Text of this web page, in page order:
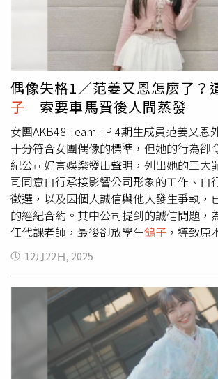
習性進行動物通道設計，並搭配於路肩和
導引網，防止動物穿越國道並導引其經由
公局表示，第一座國道動物通道於2010年
下來至2020年陸續設置了總長度超過40公
物防護網，由既有結構物改善而成的動物
座和穿越式14座。各處改善措施成效評估
種的路殺率大幅下降，且使用動物通道穿
增加。比較各國道調查結果，國道3號和
係分別位居路殺數量前1、2名。（圖／高
示，警方接獲報案後已著手調查，並於23
案男子到派出所製作筆錄，不料警方與店
仍未現身，再度「放鴿子
」，讓整起事件
額僅225元看似不大，但對小本經營的傳
僅是金錢損失，更是對信任的嚴重打擊，
次事件讓他深刻體會「好心未必有好報」
經營方式，現在只要餐點一上桌，就會立
防類似情況再次發生。警方也提醒，惡意
涉及詐術恐已觸犯刑法，呼籲民眾切勿心
議商家提高警覺，必要時採取先收費機制
偶像失格1／范姜又恩怎麼了？
子 索要車馬費後人間蒸發
女團AKB48 Team TP 4期生成員范姜又恩
十分符合女團偶像的標準，但她的行為卻
紀公司好言娛樂發出聲明，列出她的三大
司同意自行承接影響公司形象的工作、自
徵選，以及因個人誠信與他人發生爭執，
的經紀合約。其中公司提到的誠信問題，
任代課老師，最後卻放學生鴿子 ，導致原
責，不負責的態度令人傻眼。范姜又恩在
除。（圖／翻攝自AKB48 Team TP官網）
TP的官網已將范姜又恩的介紹下架，但在
范姜又恩提到自己對跳舞很有熱情，希望
者」，並說有教舞的經驗。日前有一位
文，稱自己要找代課老師，與范姜又恩談
合的人選，雙方談攏之後，范姜又恩以到
由，索要100元的車馬費，老師也答應了
12月22日, 2025